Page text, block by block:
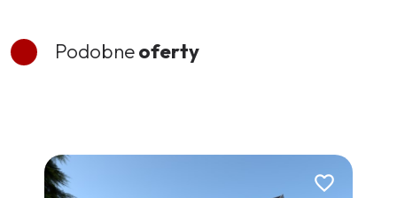
Podobneoferty
Dodaj do ulubionych Dodaj do